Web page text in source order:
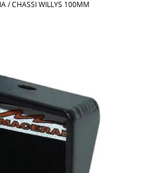
/ CHASSI WILLYS 100MM